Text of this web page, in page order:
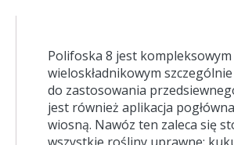
Polifoska 8 jest
wieloskładnikowym
do zastosowania
jest również aplikacja
wiosną. Nawóz ten zaleca się